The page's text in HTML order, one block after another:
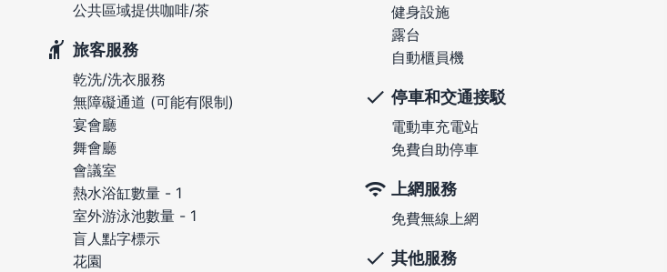
公共區域提供咖啡/茶
旅客服務
乾洗/洗衣服務
無障礙通道 (可能有限制)
宴會廳
舞會廳
會議室
熱水浴缸數量 - 1
室外游泳池數量 - 1
盲人點字標示
花園
健身設施
露台
自動櫃員機
停車和交通接駁
電動車充電站
免費自助停車
上網服務
免費無線上網
其他服務